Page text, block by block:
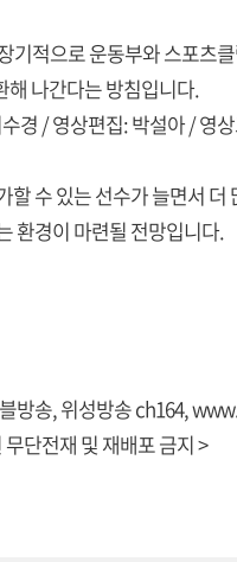
기적으로 운동부와 스포츠
해 나간다는 방침입니다.
경 / 영상편집: 박설아 / 영
할 수 있는 선수가 늘면서 더
환경이 마련될 전망입니다.
방송, 위성방송 ch164,
단전재 및 재배포 금지 >